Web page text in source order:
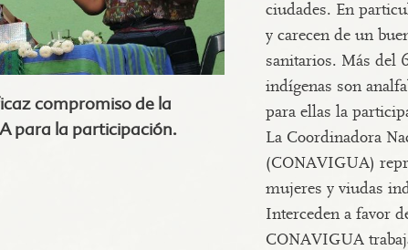
compromiso de la
para la participación.
ciudades. En
y carecen de un
sanitarios. Más del
indígenas son
para ellas la
La Coordinadora
(CONAVIGUA)
mujeres y viudas
Interceden a favor
CONAVIGUA